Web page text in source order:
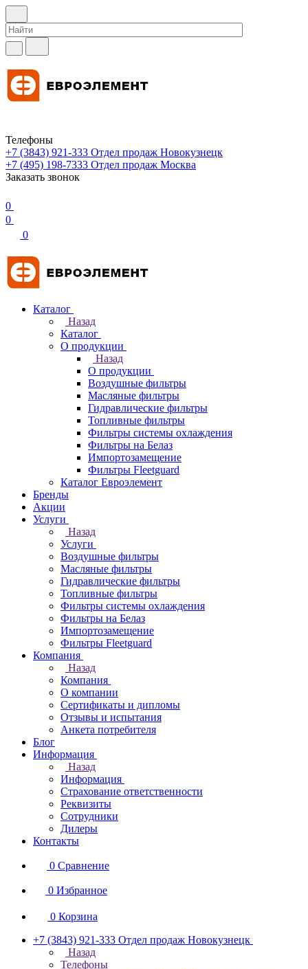
Телефоны
+7 (3843) 921-333 Отдел продаж Новокузнецк
+7 (495) 198-7333 Отдел продаж Москва
Заказать звонок
0
0
0
Каталог
Назад
Каталог
О продукции
Назад
О продукции
Воздушные фильтры
Масляные фильтры
Гидравлические фильтры
Топливные фильтры
Фильтры системы охлаждения
Фильтры на Белаз
Импортозамещение
Фильтры Fleetguard
Каталог Евроэлемент
Бренды
Акции
Услуги
Назад
Услуги
Воздушные фильтры
Масляные фильтры
Гидравлические фильтры
Топливные фильтры
Фильтры системы охлаждения
Фильтры на Белаз
Импортозамещение
Фильтры Fleetguard
Компания
Назад
Компания
О компании
Сертификаты и дипломы
Отзывы и испытания
Анкета потребителя
Блог
Информация
Назад
Информация
Страхование ответственности
Реквизиты
Сотрудники
Дилеры
Контакты
0 Сравнение
0 Избранное
0 Корзина
+7 (3843) 921-333 Отдел продаж Новокузнецк
Назад
Телефоны